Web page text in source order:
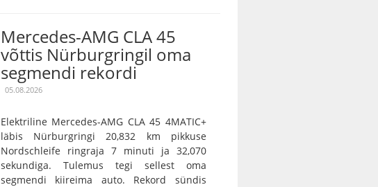
Mercedes-AMG CLA 45
võttis Nürburgringil oma
segmendi rekordi
05.08.2026
Elektriline Mercedes-AMG CLA 45 4MATIC+
läbis Nürburgringi 20,832 km pikkuse
Nordschleife ringraja 7 minuti ja 32,070
sekundiga. Tulemus tegi sellest oma
segmendi kiireima auto. Rekord sündis